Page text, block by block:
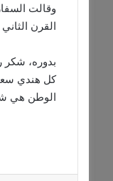
وقالت
القرن
كل هندي
الوطن هي